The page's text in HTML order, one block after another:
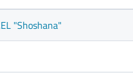
"Shoshana"